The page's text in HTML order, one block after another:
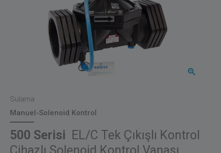
Sulama
Manuel-Solenoid Kontrol
500 Serisi EL/C Tek Çıkışlı Kontrol